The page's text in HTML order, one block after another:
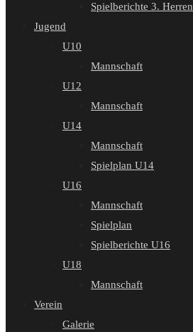
Spielberichte 3. Herren
Jugend
U10
Mannschaft
U12
Mannschaft
U14
Mannschaft
Spielplan U14
U16
Mannschaft
Spielplan
Spielberichte U16
U18
Mannschaft
Verein
Galerie